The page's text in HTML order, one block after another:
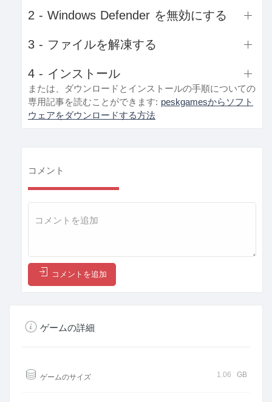
2 - Windows Defender を無効にする
3 - ファイルを解凍する
4 - インストール
または、ダウンロードとインストールの手順についての
専用記事を読むことができます: peskgamesからソフト
ウェアをダウンロードする方法
コメント
コメントを追加
ゲームの詳細
ゲームのサイズ 1.06 GB